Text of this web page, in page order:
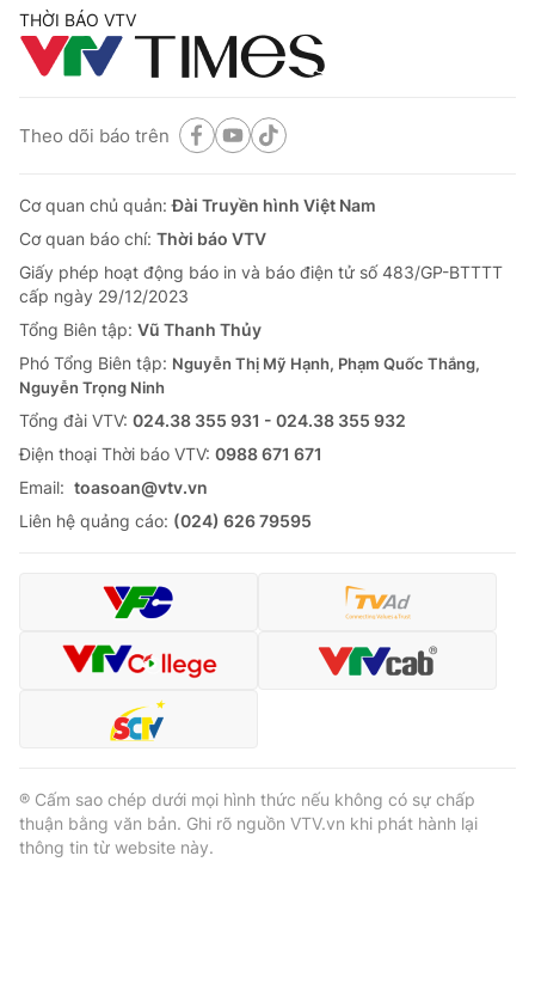
THỜI BÁO VTV
Theo dõi báo trên
Cơ quan chủ quản:Đài Truyền hình Việt Nam
Cơ quan báo chí: Thời báo VTV
Giấy phép hoạt động báo in và báo điện tử số 483/GP-BTTTT
cấp ngày 29/12/2023
Tổng Biên tập: Vũ Thanh Thủy
Phó Tổng Biên tập: Nguyễn Thị Mỹ Hạnh, Phạm Quốc Thắng,
Nguyễn Trọng Ninh
Tổng đài VTV: 024.38 355 931 - 024.38 355 932
Ðiện thoại Thời báo VTV: 0988 671 671
Email: toasoan@vtv.vn
Liên hệ quảng cáo: (024) 626 79595
® Cấm sao chép dưới mọi hình thức nếu không có sự chấp
thuận bằng văn bản. Ghi rõ nguồn VTV.vn khi phát hành lại
thông tin từ website này.